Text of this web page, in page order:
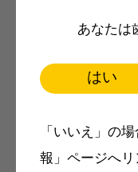
あなたは
はい
「いいえ」の
報」ページへリ
製